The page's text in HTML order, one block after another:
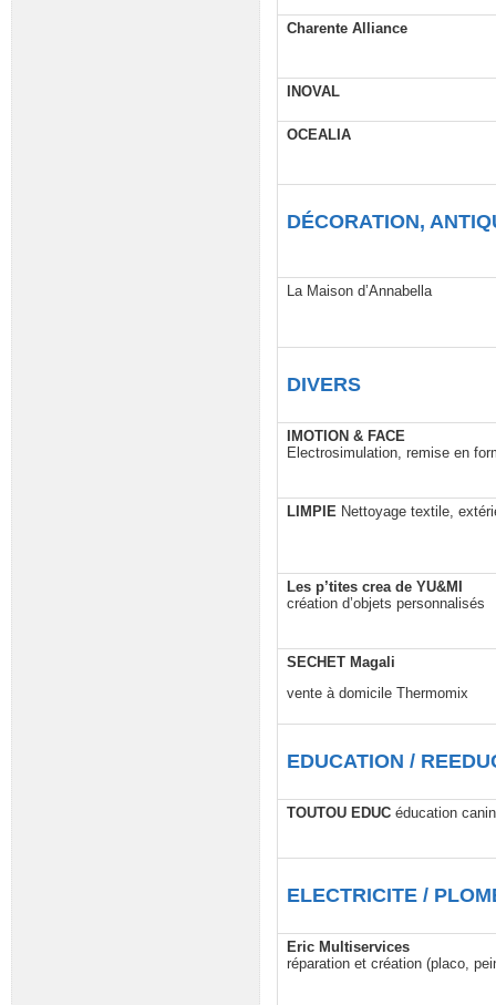
Charente Alliance
INOVAL
OCEALIA
DÉCORATION,
La Maison d’Annabella
DIVERS
IMOTION & FACE
Electrosimulation, remise en
LIMPIE Nettoyage textile,
Les p’tites crea de YU&MI
création d’objets personnalisés
SECHET Magali
vente à domicile Thermomix
EDUCATION /
TOUTOU EDUC éducation
ELECTRICITE /
Eric Multiservices
réparation et création (placo,